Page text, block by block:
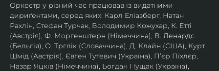
Оркестр у різний час працював із видатними
дириґентами, серед яких: Карл Еліазберг, Натан
Рахлін, Стефан Турчак, Володимир Кожухар, К. Етті
(Австрія), Ф. Моргенштерн (Німеччина), В. Ленардс
(Бельгія), О. Трглік (Словаччина), Д. Клайн (США), Курт
Шмід (Австрія), Євген Тутевич (Україна), П’єр Піхлєр,
Назар Яцків (Німеччина), Богдан Пущак (Україна),